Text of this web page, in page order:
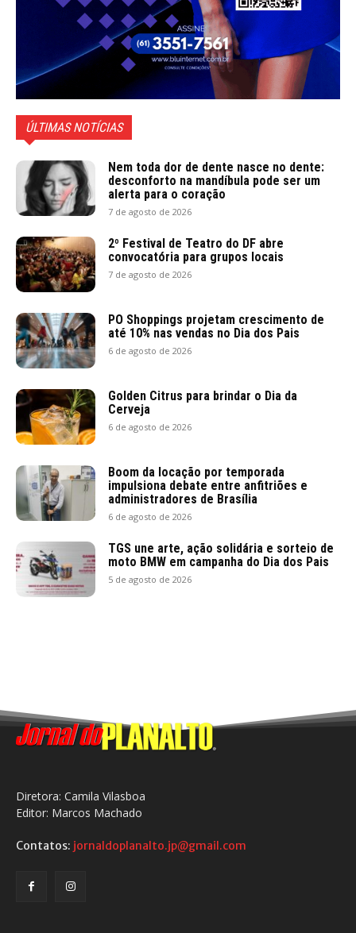
ÚLTIMAS NOTÍCIAS
Nem toda dor de dente nasce no dente:
desconforto na mandíbula pode ser um
alerta para o coração
7 de agosto de 2026
2º Festival de Teatro do DF abre
convocatória para grupos locais
7 de agosto de 2026
PO Shoppings projetam crescimento de
até 10% nas vendas no Dia dos Pais
6 de agosto de 2026
Golden Citrus para brindar o Dia da
Cerveja
6 de agosto de 2026
Boom da locação por temporada
impulsiona debate entre anfitriões e
administradores de Brasília
6 de agosto de 2026
TGS une arte, ação solidária e sorteio de
moto BMW em campanha do Dia dos Pais
5 de agosto de 2026
Diretora: Camila Vilasboa
Editor: Marcos Machado
Contatos: jornaldoplanalto.jp@gmail.com